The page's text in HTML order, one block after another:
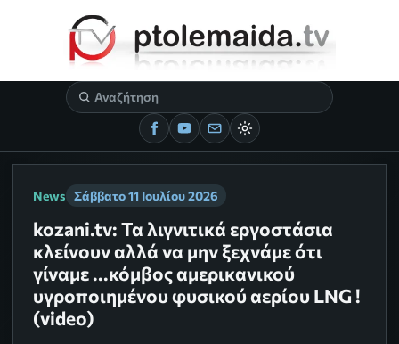
News Σάββατο 11 Ιουλίου 2026
kozani.tv: Τα λιγνιτικά εργοστάσια
κλείνουν αλλά να μην ξεχνάμε ότι
γίναμε ...κόμβος αμερικανικού
υγροποιημένου φυσικού αερίου LNG !
(video)